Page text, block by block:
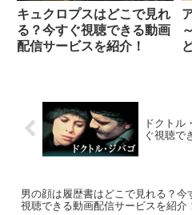
キュクロプスはどこで見れ
る？今すぐ視聴できる動画
配信サービスを紹介！
ドクトル
ぐ視聴で
男の顔は履歴書はどこで見れる？今
視聴できる動画配信サービスを紹介